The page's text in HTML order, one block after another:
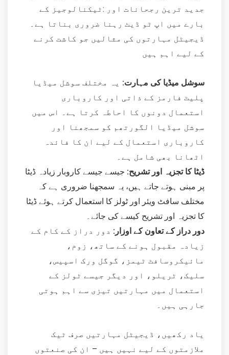
جدید ترین رجحانات اور :ٹیکنالوجیز کے
بارے میں اپ ٹو ڈیٹ رہنا ضروری بناتا ہے۔
ڈیجیٹل مہارتوں کی مثالیں جو کاشت کرنے
کے لیے اہم ہیں
سوشل میڈیا کی مہارت: یہ مختلف سوشل میڈیا
پلیٹ فارمز کے ذاتی اور کاروباری
استعمال دونوں کا احاطہ کرتا ہے۔ اس میں
سوشل میڈیا الگورتھم کو سمجھنا اور
کاروباری استعمال کے لیے ان کا فائدہ
اٹھانا بھی شامل ہے۔
ڈیٹا کا تجزیہ اور تشریح: جیسے جیسے کاروبار زیادہ ڈیٹا
پر مبنی ہوتے جاتے ہیں، یہ سمجھنا ضروری ہے کہ
مختلف سافٹ ویئر اور ٹولز کا استعمال کرتے ہوئے ڈیٹا
کا تجزیہ اور تشریح کیسے کی جائے۔
دور دراز کے تعاون کے اوزار: دور دراز کے کام کے
زیادہ مقبول ہونے کے ساتھ، زوم،
مائیکروسافٹ ٹیمز، گوگل ورک اسپیس،
سلیک، ٹریلو، اور دیگر جیسے ٹولز کے
استعمال میں مہارتیں تیزی سے اہم ہوتی
جارہی ہیں۔
یاد رکھیں، ڈیجیٹل مہارتیں صرف ٹیک
ملازمتوں کے لیے نہیں ہیں – ان کی صنعتوں